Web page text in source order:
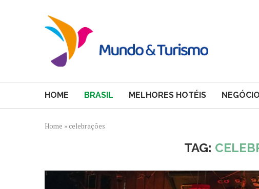
HOME BRASIL MELHORES HOTÉIS
Home » celebrações
TAG: